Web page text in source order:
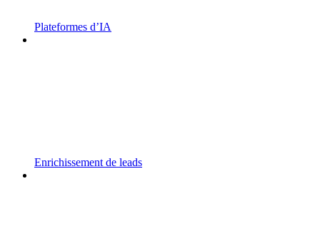
Plateformes d’IA
Enrichissement de leads